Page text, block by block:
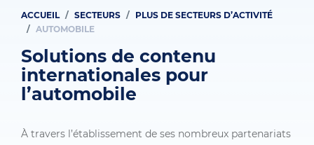
Fil
ACCUEIL SECTEURS
PLUS DE SECTEURS D’ACTIVITÉ
AUTOMOBILE
Solutions de contenu
internationales pour
l’automobile
À travers l’établissement de ses nombreux partenariats